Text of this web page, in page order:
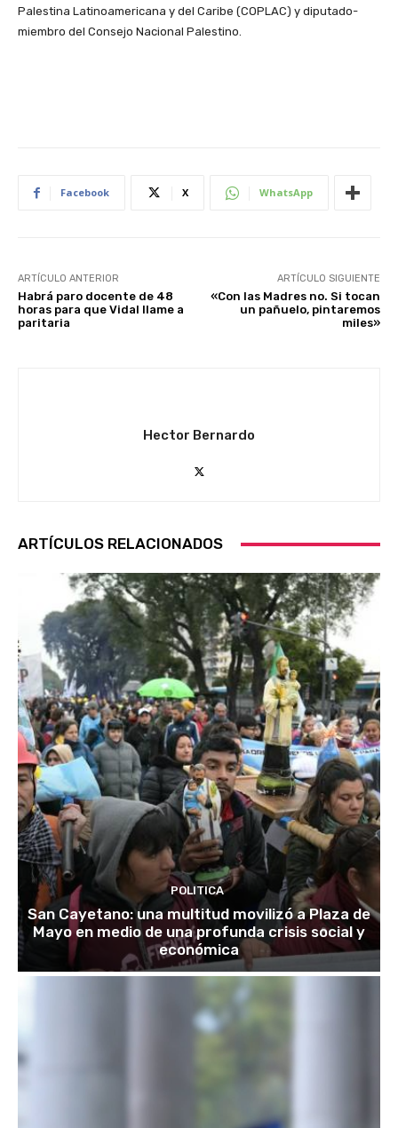
Palestina Latinoamericana y del Caribe (COPLAC) y diputado-
miembro del Consejo Nacional Palestino.
Facebook X WhatsApp
ARTÍCULO ANTERIOR
Habrá paro docente de 48
horas para que Vidal llame a
paritaria
ARTÍCULO SIGUIENTE
«Con las Madres no. Si tocan
un pañuelo, pintaremos
miles»
Hector Bernardo
ARTÍCULOS RELACIONADOS
POLITICA
San Cayetano: una multitud movilizó a Plaza de
Mayo en medio de una profunda crisis social y
económica